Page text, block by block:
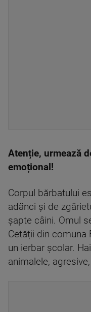
Atenție, urmează
emoțional!
Corpul bărbatului
adânci și de
șapte câini. Omul
Cetății din comuna
un ierbar școlar.
animalele,